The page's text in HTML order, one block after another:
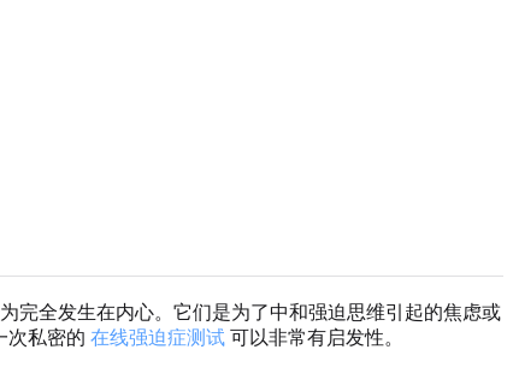
完全发生在内心。它们是为了中和强迫思维引起的焦虑或
次私密的 在线强迫症测试 可以非常有启发性。